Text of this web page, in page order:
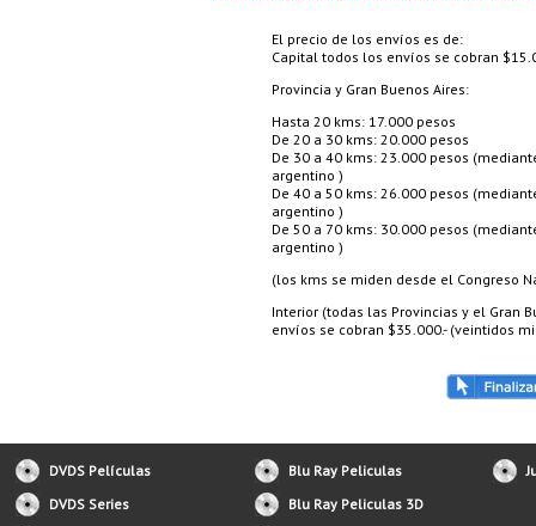
El precio de los envíos es de:
Capital todos los envíos se cobran
Provincia y Gran Buenos Aires:
Hasta 20 kms: 17.000 pesos
De 20 a 30 kms: 20.000 pesos
De 30 a 40 kms: 23.000 pesos
argentino )
De 40 a 50 kms: 26.000 pesos
argentino )
De 50 a 70 kms: 30.000 pesos
argentino )
(los kms se miden desde el Congreso
Interior (todas las Provincias y el Gran
envíos se cobran $35.000.- (veintidos
DVDS Películas
DVDS Series
Blu Ray Peliculas
Blu Ray Peliculas 3D